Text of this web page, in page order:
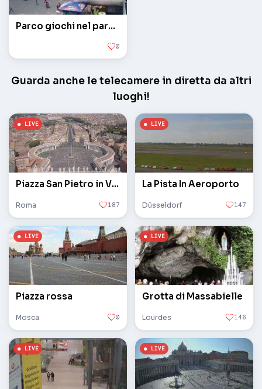
Parco giochi nel parco di fronte al velivolo
0
Guarda anche le telecamere in diretta da altri
luoghi!
Piazza San Pietro in Vaticano
Roma 187
La Pista In Aeroporto
Düsseldorf 147
Piazza rossa
Mosca 0
Grotta di Massabielle
Lourdes 146